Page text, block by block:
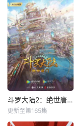
斗罗大陆2：绝世唐门
更新至第165集